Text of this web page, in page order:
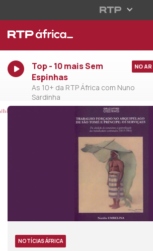
Top - 10 mais Sem
Espinhas
As 10+ da RTP África com Nuno
Sardinha
NO AR
NOTÍCIAS ÁFRICA